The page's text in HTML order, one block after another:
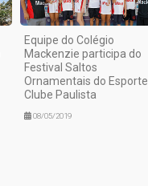
Equipe do Colégio
Mackenzie participa do
Festival Saltos
Ornamentais do Esporte
Clube Paulista
08/05/2019